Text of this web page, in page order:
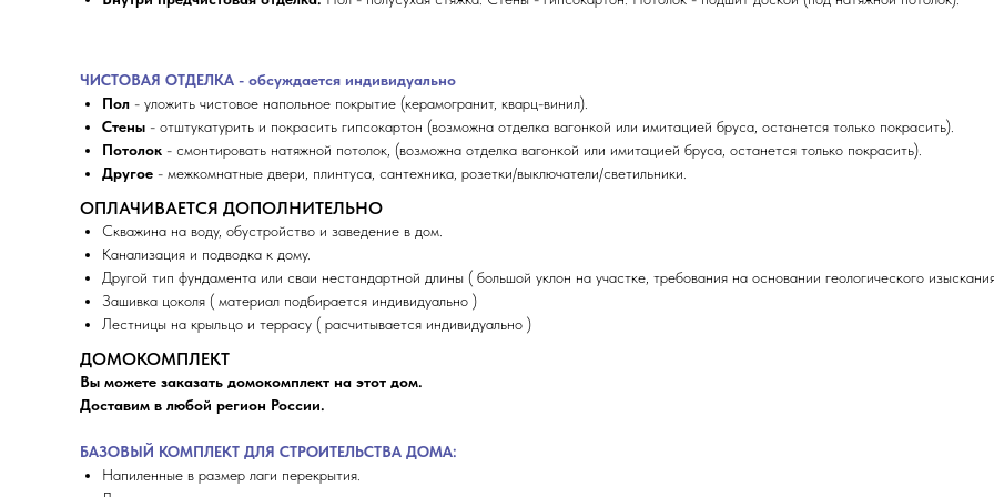
ЧИСТОВАЯ ОТДЕЛКА - обсуждается индивидуально
Пол - уложить чистовое напольное покрытие (керамогранит, кварц-винил).
Стены - отштукатурить и покрасить гипсокартон (возможна отделка вагонкой или имитацией бруса, останется только покрасить).
Потолок - смонтировать натяжной потолок, (возможна отделка вагонкой или имитацией бруса, останется только покрасить).
Другое - межкомнатные двери, плинтуса, сантехника, розетки/выключатели/светильники.
ОПЛАЧИВАЕТСЯ ДОПОЛНИТЕЛЬНО
Скважина на воду, обустройство и заведение в дом.
Канализация и подводка к дому.
Другой тип фундамента или сваи нестандартной длины ( большой уклон на участке, требования на основании геологического
Зашивка цоколя ( материал подбирается индивидуально )
Лестницы на крыльцо и террасу ( расчитывается индивидуально )
ДОМОКОМПЛЕКТ
Вы можете заказать домокомплект на этот дом.
Доставим в любой регион России.
БАЗОВЫЙ КОМПЛЕКТ ДЛЯ СТРОИТЕЛЬСТВА ДОМА:
Напиленные в размер лаги перекрытия.